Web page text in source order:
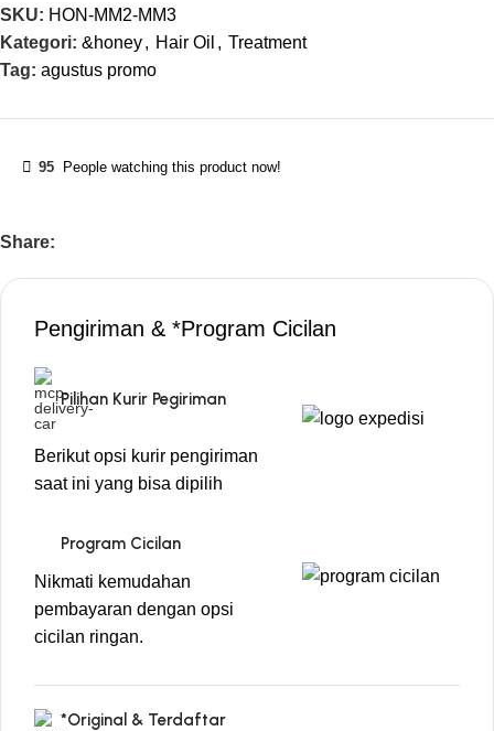
SKU: HON-MM2-MM3
Kategori: &honey, Hair Oil , Treatment
Tag: agustus promo
95 People watching this product now!
Share:
Pengiriman & *Program Cicilan
Pilihan Kurir Pegiriman
Berikut opsi kurir pengiriman
saat ini yang bisa dipilih
Program Cicilan
Nikmati kemudahan
pembayaran dengan opsi
cicilan ringan.
*Original & Terdaftar